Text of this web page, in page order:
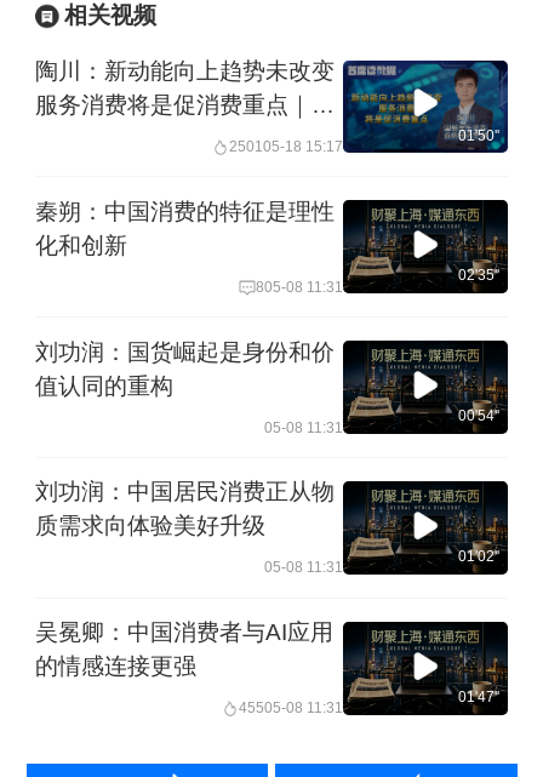
相关视频
陶川：新动能向上趋势未改变
服务消费将是促消费重点｜首
250105-18 15:17
01'50''
秦朔：中国消费的特征是理性
化和创新
805-08 11:31
02'35''
刘功润：国货崛起是身份和价
值认同的重构
05-08 11:31
00'54''
刘功润：中国居民消费正从物
质需求向体验美好升级
05-08 11:31
01'02''
吴冕卿：中国消费者与AI应用
的情感连接更强
45505-08 11:31
01'47''